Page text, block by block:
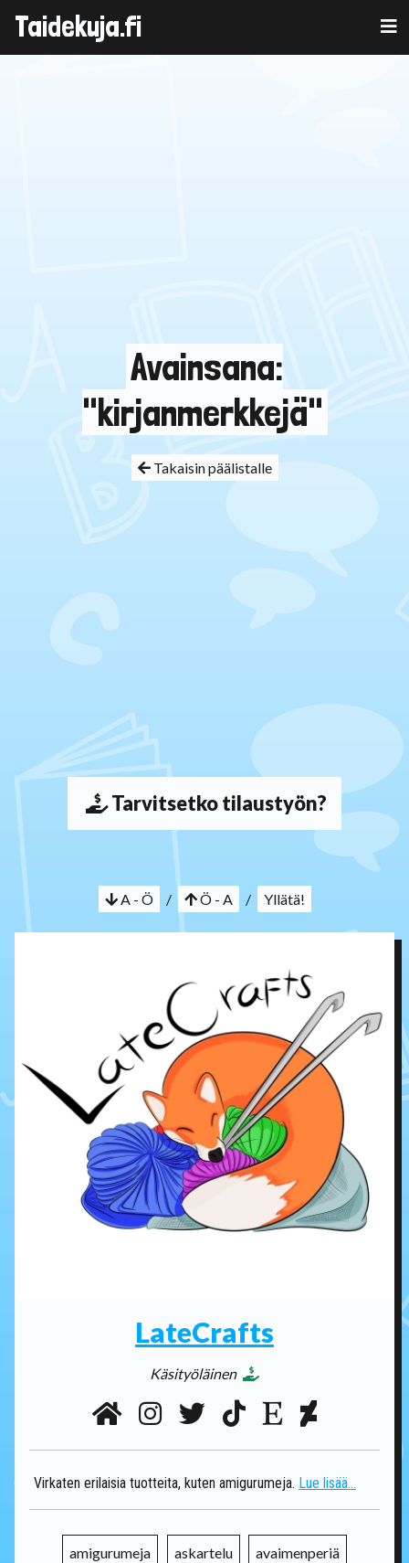
Skip
Taidekuja.fi
Avainsana:
"kirjanmerkkejä"
Takaisin päälistalle
Tarvitsetko tilaustyön?
A - Ö / Ö - A / Yllätä!
LateCrafts
Käsityöläinen
Virkaten erilaisia tuotteita, kuten amigurumeja. Lue lisää...
amigurumeja askartelu avaimenperiä